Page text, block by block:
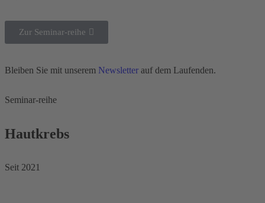
Zur Seminar-reihe
Bleiben Sie mit unserem Newsletter auf dem Laufenden.
Seminar-reihe
Hautkrebs
Seit 2021